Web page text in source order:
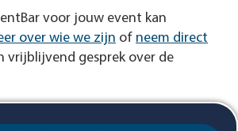
voor jouw event kan
over wie we zijn of neem direct
vrijblijvend gesprek over de